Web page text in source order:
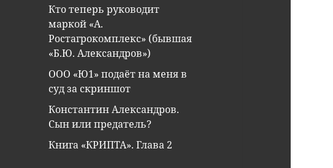
Кто теперь руководит
маркой «А.
Ростагрокомплекс» (бывшая
«Б.Ю. Александров»)
ООО «Ю1» подаёт на меня в
суд за скриншот
Константин Александров.
Сын или предатель?
Книга «КРИПТА». Глава 2